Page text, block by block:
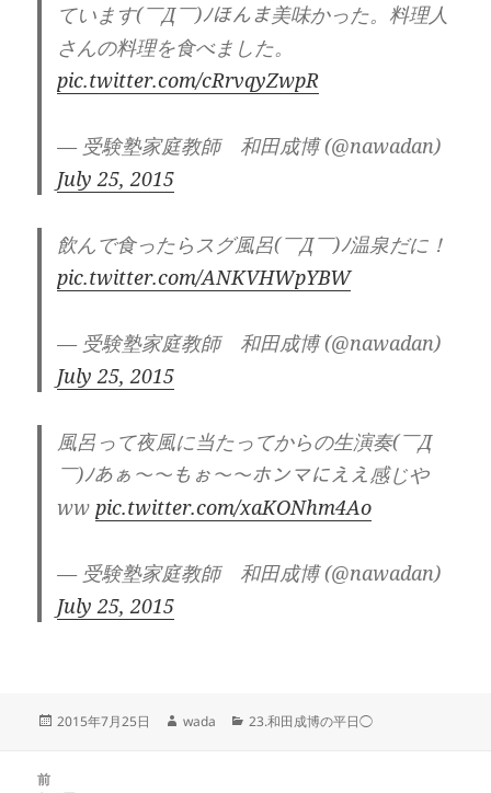
ています(￣Д￣)ﾉほんま美味かった。料理人
さんの料理を食べました。
pic.twitter.com/cRrvqyZwpR
— 受験塾家庭教師 和田成博 (@nawadan)
July 25, 2015
飲んで食ったらスグ風呂(￣Д￣)ﾉ温泉だに！
pic.twitter.com/ANKVHWpYBW
— 受験塾家庭教師 和田成博 (@nawadan)
July 25, 2015
風呂って夜風に当たってからの生演奏(￣Д
￣)ﾉあぁ〜〜もぉ〜〜ホンマにええ感じや
wwpic.twitter.com/xaKONhm4Ao
— 受験塾家庭教師 和田成博 (@nawadan)
July 25, 2015
投
2015年7月25日
作
wada
カ
23.和田成博の平日◯
前